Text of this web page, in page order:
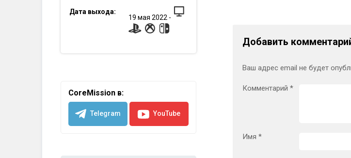
Добавить
Ваш адрес email не будет
Комментарий *
Имя *
Дата выхода:
19 мая 2022 -
CoreMission в:
Telegram YouTube